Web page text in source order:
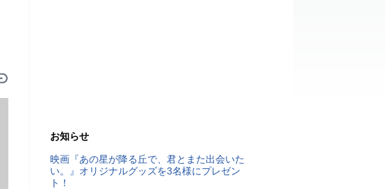
お知らせ
映画『あの星が降る丘で、君とまた出会いた
い。』オリジナルグッズを3名様にプレゼン
ト！